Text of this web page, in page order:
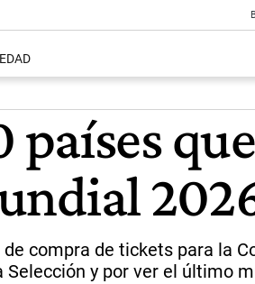
compra de tickets para la
y por ver el último